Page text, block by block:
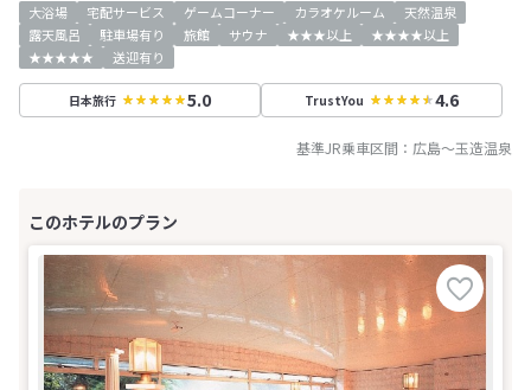
大浴場 宅配サービス ゲームコーナー カラオケルーム
天然温泉
露天風呂
駐車場有り 旅館 サウナ ★★★以上
★★★★以上
★★★★★
送迎有り
日本旅行 5.0 TrustYou 4.6
基準JR乗車区間： 広島～玉造温泉